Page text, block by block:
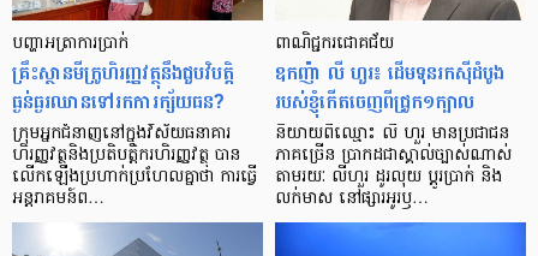
បញ្ហា​អត្រា​ការប្រាក់
គ្រឹះស្ថាន​មីក្រូ​ហិរញ្ញវត្ថុ​នឹង​ជួប​វិបត្តិ​
ធ្ងន់ធ្ងរ​ឈាន​ទៅ​រក​ការ​ក្ស័យធន?
ក្រុម​អ្នក​ជំនាញ​នៅ​ក្នុង​វិស័យ​ធនាគារ
ហិរញ្ញវត្ថុ​និង​ប្រតិបត្តិករ​ហិរញ្ញ​វត្ថុ បាន​​
លើក​ឡើង​ប្រហាក់​ប្រហែល​គ្នា​ថា ការ​ធ្វើ​
អន្តរាគមន៍​ព…
ពាណិជ្ជករជោគជ័យ
ឧកញ៉ា លី ហួរ៖ ដើមទុនរកស៊ីដំបូង
របស់ខ្ញុំកើតចេញពីជ្រូក១ក្បាល
និយាយ​ពី​ឈ្មោះ លី ហួរ មាន​ប្រជាជន​
ភាគ​ច្រើន ប្រាកដ​ជា​ស្គាល់​ច្បាស់​ណាស់
តាមរយៈ លីហួរ ដូរ​លុយ ប្តូរ​បា្រក់ និង​
លក់​មាស នៅ​ផ្សារ​អូរ​ឫ…